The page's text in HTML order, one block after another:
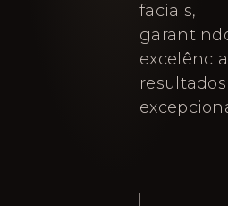
faciais,
resultados